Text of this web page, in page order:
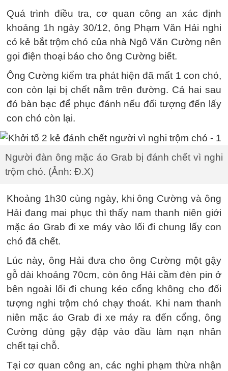
Quá trình điều tra, cơ quan công an xác định
khoảng 1h ngày 30/12, ông Phạm Văn Hải nghi
có kẻ bắt trộm chó của nhà Ngô Văn Cường nên
gọi điện thoại báo cho ông Cường biết.
Ông Cường kiểm tra phát hiện đã mất 1 con chó,
con còn lại bị chết nằm trên đường. Cả hai sau
đó bàn bạc để phục đánh nếu đối tượng đến lấy
con chó còn lại.
Người đàn ông mặc áo Grab bị đánh chết vì nghi
trộm chó. (Ảnh: Đ.X)
Khoảng 1h30 cùng ngày, khi ông Cường và ông
Hải đang mai phục thì thấy nam thanh niên giới
mặc áo Grab đi xe máy vào lối đi chung lấy con
chó đã chết.
Lúc này, ông Hải đưa cho ông Cường một gậy
gỗ dài khoảng 70cm, còn ông Hải cầm đèn pin ở
bên ngoài lối đi chung kéo cổng không cho đối
tượng nghi trộm chó chạy thoát. Khi nam thanh
niên mặc áo Grab đi xe máy ra đến cổng, ông
Cường dùng gậy đập vào đầu làm nạn nhân
chết tại chỗ.
Tại cơ quan công an, các nghi phạm thừa nhận